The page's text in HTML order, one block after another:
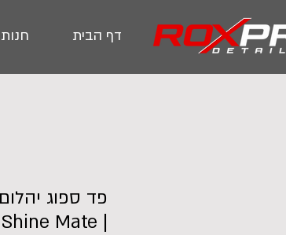
דף הבית חנות
| Shine Mate